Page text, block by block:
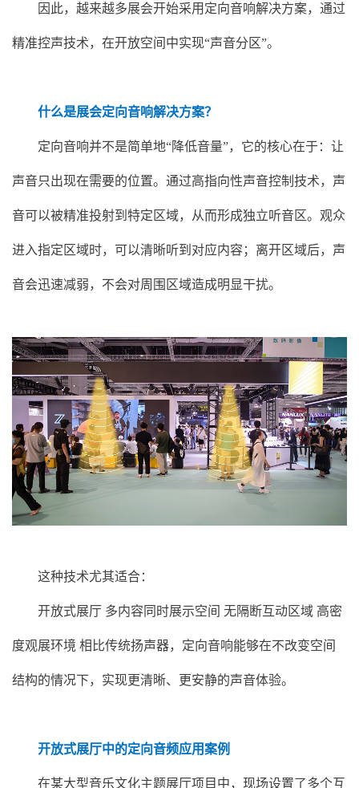
因此，越来越多展会开始采用定向音响解决方案，通过
精准控声技术，在开放空间中实现“声音分区”。
什么是展会定向音响解决方案？
定向音响并不是简单地“降低音量”，它的核心在于：让
声音只出现在需要的位置。通过高指向性声音控制技术，声
音可以被精准投射到特定区域，从而形成独立听音区。观众
进入指定区域时，可以清晰听到对应内容；离开区域后，声
音会迅速减弱，不会对周围区域造成明显干扰。
这种技术尤其适合：
开放式展厅 多内容同时展示空间 无隔断互动区域 高密
度观展环境 相比传统扬声器，定向音响能够在不改变空间
结构的情况下，实现更清晰、更安静的声音体验。
开放式展厅中的定向音频应用案例
在某大型音乐文化主题展厅项目中，现场设置了多个互